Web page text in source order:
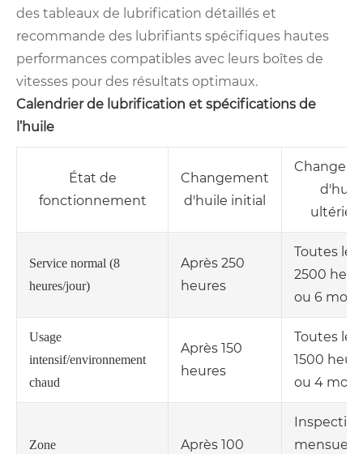
des tableaux de lubrification détaillés et
recommande des lubrifiants spécifiques hautes
performances compatibles avec leurs boîtes de
vitesses pour des résultats optimaux.
Calendrier de lubrification et spécifications de
l’huile
État de
fonctionnement
Changement
d'huile initial
d'huile
Service normal (8
heures/jour)
Après 250
heures
Toutes les
2500
ou 6 mois
Usage
intensif/environnement
chaud
Après 150
heures
Toutes les
1500
ou 4 mois
Zone
Après 100
Inspection